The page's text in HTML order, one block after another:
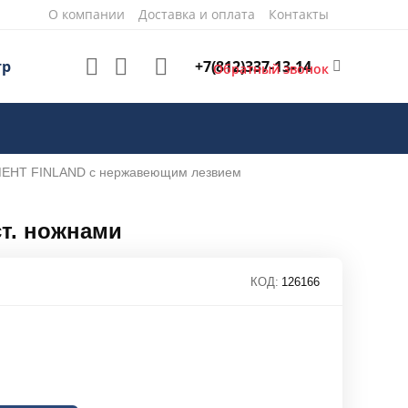
О компании Доставка и оплата Контакты
+7(812)337-13-14
Обратный звонок
FINLAND с нержавеющим лезвием
ножнами
КОД: 126166